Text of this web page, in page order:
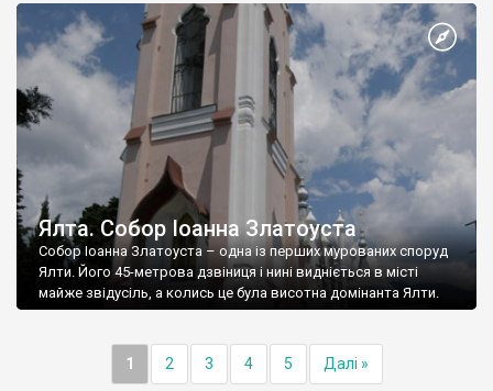
Ялта. Собор Іоанна Златоуста
Собор Іоанна Златоуста – одна із перших мурованих споруд
Ялти. Його 45-метрова дзвіниця і нині видніється в місті
майже звідусіль, а колись це була висотна домінанта Ялти.
1 2 3 4 5 Далі »